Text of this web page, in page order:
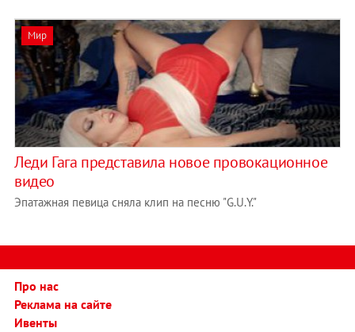
Мир
Леди Гага представила новое провокационное
видео
Эпатажная певица сняла клип на песню "G.U.Y."
Про нас
Реклама на сайте
Ивенты